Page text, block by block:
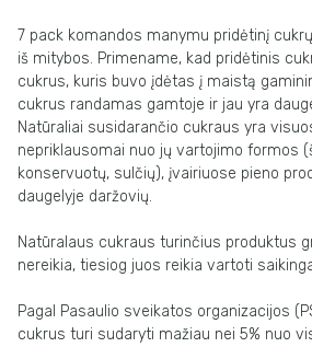
7 pack komandos manymu pridėtinį
iš mitybos. Primename, kad pridėtinis
cukrus, kuris buvo įdėtas į maistą
cukrus randamas gamtoje ir jau yra
Natūraliai susidarančio cukraus yra
nepriklausomai nuo jų vartojimo formos
konservuotų, sulčių), įvairiuose pieno
daugelyje daržovių.
Natūralaus cukraus turinčius produktus
nereikia, tiesiog juos reikia vartoti
Pagal Pasaulio sveikatos organizacijos
cukrus turi sudaryti mažiau nei 5% nuo